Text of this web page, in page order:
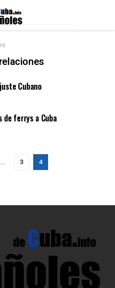
Cubano
de ferrys a Cuba
… 3 4